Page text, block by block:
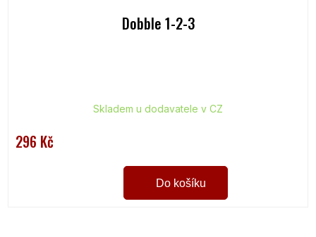
Dobble 1-2-3
Skladem u dodavatele v CZ
296 Kč
Do košíku